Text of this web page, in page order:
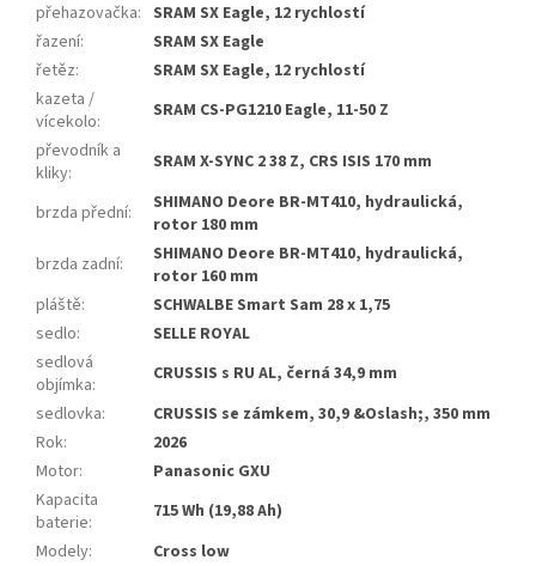
přehazovačka: SRAM SX Eagle, 12 rychlostí
řazení:
SRAM SX Eagle
řetěz:
SRAM SX Eagle, 12 rychlostí
kazeta /
vícekolo:
SRAM CS-PG1210 Eagle, 11-50 Z
převodník a
kliky: SRAM X-SYNC 2 38 Z, CRS ISIS 170 mm
brzda přední:
SHIMANO Deore BR-MT410, hydraulická,
rotor 180 mm
brzda zadní:
SHIMANO Deore BR-MT410, hydraulická,
rotor 160 mm
pláště:
SCHWALBE Smart Sam 28 x 1,75
sedlo:
SELLE ROYAL
sedlová
objímka:
CRUSSIS s RU AL, černá 34,9 mm
sedlovka:
CRUSSIS se zámkem, 30,9 &Oslash;, 350 mm
Rok:
2026
Motor:
Panasonic GXU
Kapacita
baterie:
715 Wh (19,88 Ah)
Modely:
Cross low